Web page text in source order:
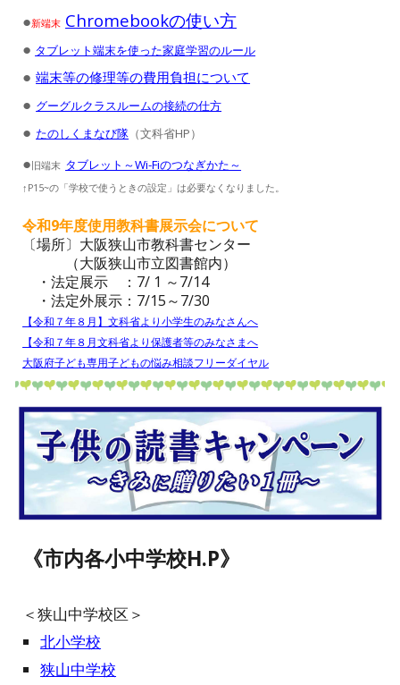
●新端末 Chromebookの使い方
● タブレット端末を使った家庭学習のルール
●端末等の修理等の費用負担について
● グーグルクラスルームの接続の仕方
● たのしくまなび隊 （文科省HP）
● 旧端末 タブレット～Wi-Fiのつなぎかた～
↑P15~の「学校で使うときの設定」は必要なくなりました。
令和9年度使用教科書展示会について
〔場所〕大阪狭山市教科書センター
（大阪狭山市立図書館内）
・法定展示 ：7/ 1 ～7/14
・法定外展示：7/15～7/30
【令和７年８月】文科省より小学生のみなさんへ
【令和７年８月文科省より保護者等のみなさまへ
大阪府子ども専用子どもの悩み相談フリーダイヤル
《市内各小中学校H.P》
＜狭山中学校区＞
北小学校
狭山中学校